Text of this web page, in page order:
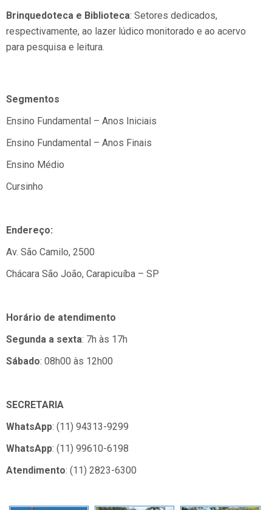
Brinquedoteca e Biblioteca: Setores dedicados,
respectivamente, ao lazer lúdico monitorado e ao acervo
para pesquisa e leitura.
Segmentos
Ensino Fundamental – Anos Iniciais
Ensino Fundamental – Anos Finais
Ensino Médio
Cursinho
Endereço:
Av. São Camilo, 2500
Chácara São João, Carapicuíba – SP
Horário de atendimento
Segunda a sexta: 7h às 17h
Sábado: 08h00 às 12h00
SECRETARIA
WhatsApp: (11) 94313-9299
WhatsApp: (11) 99610-6198
Atendimento: (11) 2823-6300